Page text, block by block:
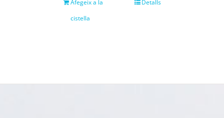
Afegeix a la
cistella
Detalls